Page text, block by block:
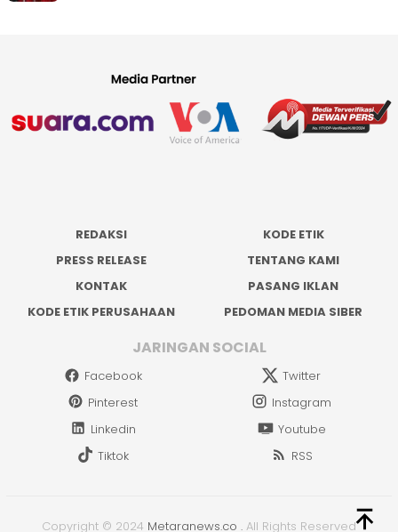
REDAKSI
KODE ETIK
PRESS RELEASE
TENTANG KAMI
KONTAK
PASANG IKLAN
KODE ETIK PERUSAHAAN
PEDOMAN MEDIA SIBER
JARINGAN SOCIAL
Facebook
Twitter
Pinterest
Instagram
Linkedin
Youtube
Tiktok
RSS
Copyright © 2024 Metaranews.co . All Rights Reserved